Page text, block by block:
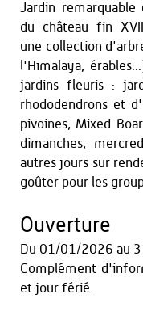
Jardin
du château fin
une collection
l'Himalaya,
jardins fleuris :
rhododendrons et
pivoines, Mixed
dimanches,
autres jours sur
goûter pour les
Ouverture
Du 01/01/2026 au
Complément
et jour férié.